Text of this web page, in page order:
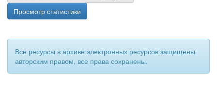
Просмотр статистики
Все ресурсы в архиве электронных ресурсов защищены
авторским правом, все права сохранены.